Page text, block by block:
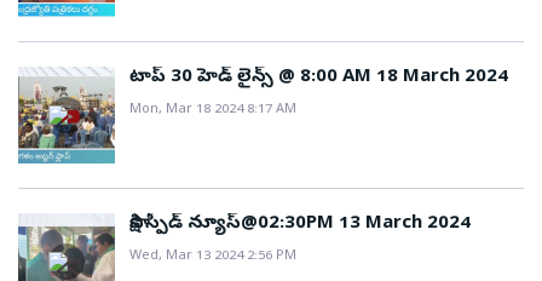
టాప్ 30 హెడ్ లైన్స్ @ 8:00 AM 18 March 2024
Mon, Mar 18 2024 8:17 AM
సాక్షి స్పీడ్ న్యూస్@02:30PM 13 March 2024
Wed, Mar 13 2024 2:56 PM